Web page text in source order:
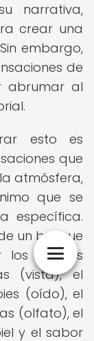
narrativa,
crear una
embargo,
de
abrumar al
esto es
que
atmósfera,
que se
específica.
un bosque
los colores
(vista), el
(oído), el
(olfato), el
y el sabor